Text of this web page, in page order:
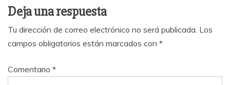
Deja una respuesta
Tu dirección de correo electrónico no será publicada. Los
campos obligatorios están marcados con *
Comentario *